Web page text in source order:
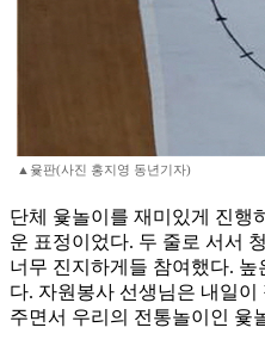
▲윷판(사진 홍지영 동년기자)
단체 윷놀이를 재미있게 진행
운 표정이었다. 두 줄로 서서
너무 진지하게들 참여했다.
다. 자원봉사 선생님은 내일
주면서 우리의 전통놀이인 윷